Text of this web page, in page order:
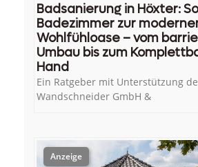
Badsanierung in Höxter:
Badezimmer zur
Wohlfühloase – vom
Umbau bis zum
Hand
Ein Ratgeber mit Unterstützung
Wandschneider GmbH &